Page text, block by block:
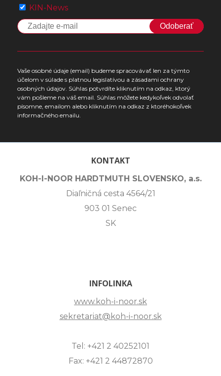
KIN-News
Odoberať
Vaše osobné údaje (email) budeme spracovávať len za týmto
účelom v súlade s platnou legislatívou a zásadami ochrany
osobných údajov. Súhlas potvrdíte kliknutím na odkaz, ktorý
vám pošleme na váš email. Súhlas môžete kedykoľvek odvolať
písomne, emailom alebo kliknutím na odkaz z ktoréhokoľvek
informačného emailu.
KONTAKT
KOH-I-NOOR HARDTMUTH SLOVENSKO, a.s.
Diaľničná cesta 4564/21
903 01 Senec
SK
INFOLINKA
www.koh-i-noor.sk
sekretariat@koh-i-noor.sk
Tel: +421 2 40252101
Fax: +421 2 44872870